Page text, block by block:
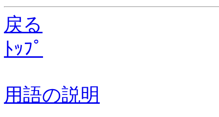
戻る
ﾄｯﾌﾟ
用語の説明